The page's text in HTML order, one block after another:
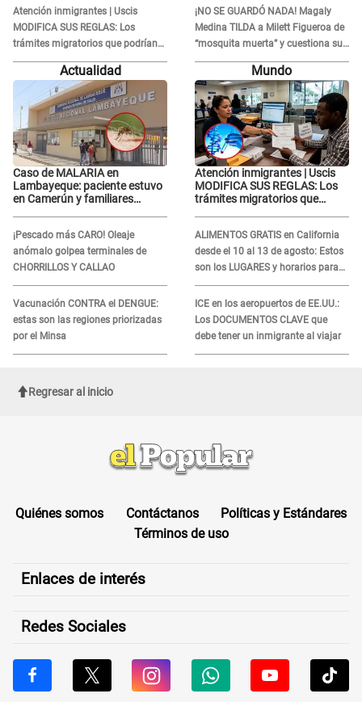
Moisés: “Gracias”
Atención inmigrantes | Uscis
MODIFICA SUS REGLAS: Los
trámites migratorios que podrían
necesitar tu prueba de ADN
¡NO SE GUARDÓ NADA! Magaly
Medina TILDA a Milett Figueroa de
“mosquita muerta” y cuestiona su
RECONCILIACIÓN con Marcelo
Tinelli en TV argentina
Actualidad
Caso de MALARIA en
Lambayeque: paciente estuvo
en Camerún y familiares
¡Pescado más CARO! Oleaje
anómalo golpea terminales de
CHORRILLOS Y CALLAO
Vacunación CONTRA el DENGUE:
estas son las regiones priorizadas
por el Minsa
Mundo
Atención inmigrantes | Uscis
MODIFICA SUS REGLAS: Los
trámites migratorios que
ALIMENTOS GRATIS en California
desde el 10 al 13 de agosto: Estos
son los LUGARES y horarios para
recibir la ayuda
ICE en los aeropuertos de EE.UU.:
Los DOCUMENTOS CLAVE que
debe tener un inmigrante al viajar
Regresar al inicio
Quiénes somos Contáctanos
Políticas y Estándares
Términos de uso
Enlaces de interés
Redes Sociales